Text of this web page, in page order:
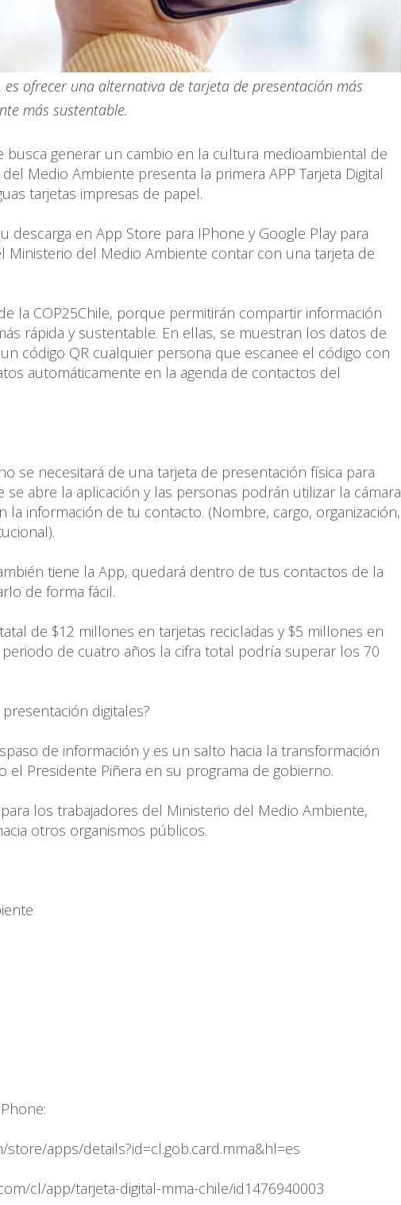
es ofrecer una alternativa de tarjeta de presentación más
más sustentable.
busca generar un cambio en la cultura medioambiental de
Medio Ambiente presenta la primera APP Tarjeta Digital
tarjetas impresas de papel.
descarga en App Store para IPhone y Google Play para
del Medio Ambiente contar con una tarjeta de
la COP25Chile, porque permitirán compartir información
rápida y sustentable. En ellas, se muestran los datos de
código QR cualquier persona que escanee el código con
automáticamente en la agenda de contactos del
se necesitará de una tarjeta de presentación física para
abre la aplicación y las personas podrán utilizar la cámara
la información de tu contacto. (Nombre, cargo, organización,
tiene la App, quedará dentro de tus contactos de la
de forma fácil.
de $12 millones en tarjetas recicladas y $5 millones en
de cuatro años la cifra total podría superar los 70
digitales?
de información y es un salto hacia la transformación
Presidente Piñera en su programa de gobierno.
los trabajadores del Ministerio del Medio Ambiente,
otros organismos públicos.
apps/details?id=cl.gob.card.mma&hl=es
cl/app/tarjeta-digital-mma-chile/id1476940003